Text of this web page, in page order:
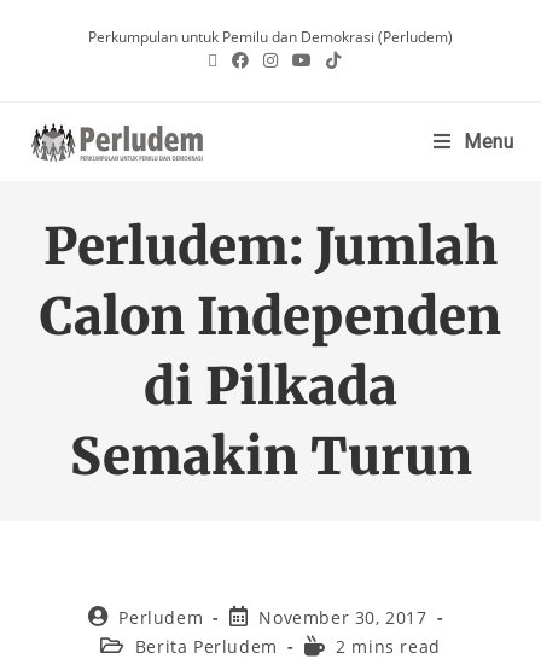
Perkumpulan untuk Pemilu dan Demokrasi (Perludem)
Menu
Perludem: Jumlah
Calon Independen
di Pilkada
Semakin Turun
Perludem
November 30, 2017
Berita Perludem
2 mins read